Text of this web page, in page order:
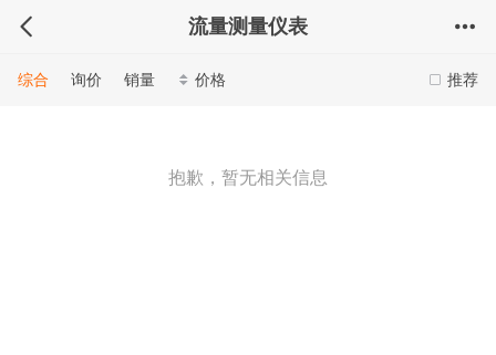
流量测量仪表
推荐
综合 询价 销量 价格
抱歉，暂无相关信息